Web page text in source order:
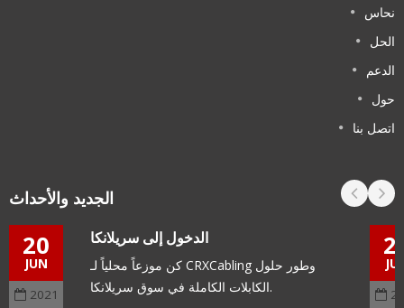
نحاس
الحل
الدعم
حول
اتصل بنا
الجديد والأحداث
20
JUN
2021
الدخول إلى سريلانكا
كن موزعاً محلياً لـ CRXCabling وطور حلول
الكابلات الكاملة في سوق سريلانكا.